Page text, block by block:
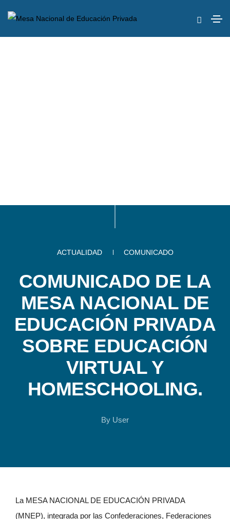
ACTUALIDAD COMUNICADO
COMUNICADO DE LA
MESA NACIONAL DE
EDUCACIÓN PRIVADA
SOBRE EDUCACIÓN
VIRTUAL Y
HOMESCHOOLING.
By User
La MESA NACIONAL DE EDUCACIÓN PRIVADA
(MNEP), integrada por las Confederaciones, Federaciones